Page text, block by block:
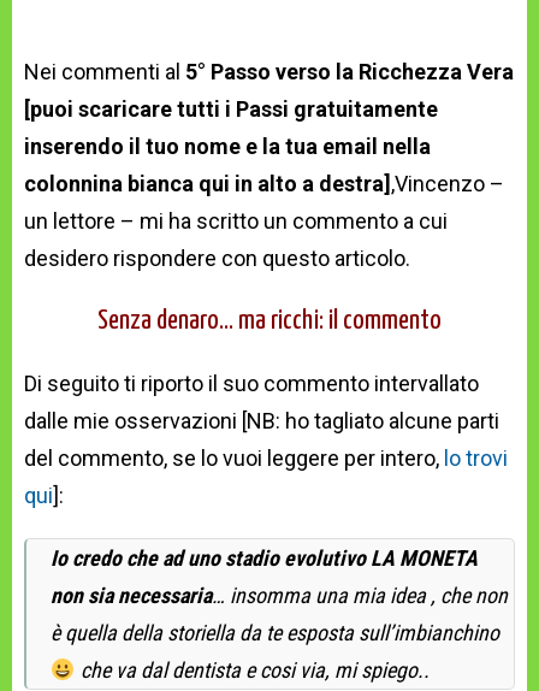
Nei commenti al 5° Passo verso la Ricchezza Vera
[puoi scaricare tutti i Passi gratuitamente
inserendo il tuo nome e la tua email nella
colonnina bianca qui in alto a destra] ,Vincenzo –
un lettore – mi ha scritto un commento a cui
desidero rispondere con questo articolo.
Senza denaro… ma ricchi: il commento
Di seguito ti riporto il suo commento intervallato
dalle mie osservazioni [NB: ho tagliato alcune parti
del commento, se lo vuoi leggere per intero, lo trovi
qui]:
Io credo che ad uno stadio evolutivo LA MONETA
non sia necessaria… insomma una mia idea , che non
è quella della storiella da te esposta sull’imbianchino
che va dal dentista e cosi via, mi spiego..